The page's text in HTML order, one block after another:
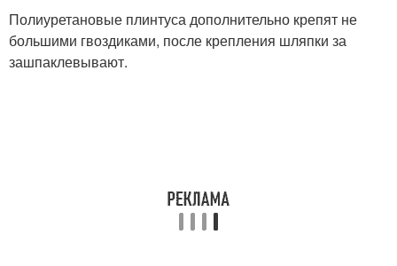
Полиуретановые плинтуса дополнительно крепят не
большими гвоздиками, после крепления шляпки за
зашпаклевывают.